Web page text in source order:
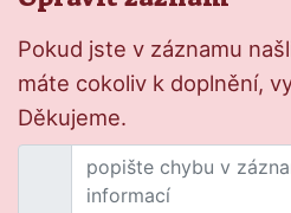
Pokud jste v záznamu
máte cokoliv k doplnění,
Děkujeme.